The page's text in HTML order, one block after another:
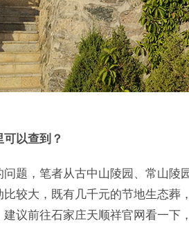
以查到？
题，笔者从古中山陵园、常山陵
较大，既有几千元的节地生态葬
议前往石家庄天顺祥官网看一下